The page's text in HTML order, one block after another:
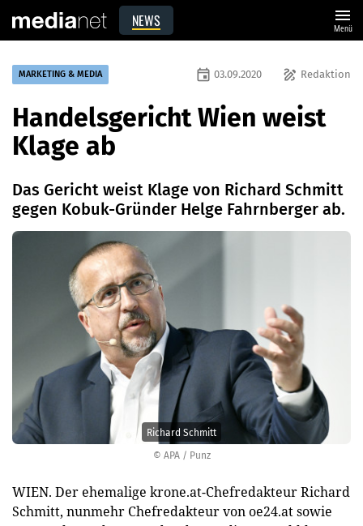
NEWS menu
Menü
© APA / Punz
Richard Schmitt
MARKETING & MEDIA draw Redaktion
event 03.09.2020
Handelsgericht Wien weist
Klage ab
Das Gericht weist Klage von Richard Schmitt
gegen Kobuk-Gründer Helge Fahrnberger ab.
WIEN. Der ehemalige krone.at-Chefredakteur Richard
Schmitt, nunmehr Chefredakteur von oe24.at sowie